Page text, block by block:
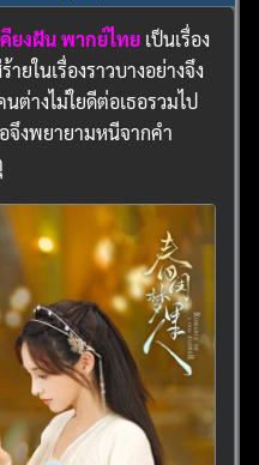
ยงฝัน พากย์ไทย เป็นเรื่อง
ยในเรื่องราวบางอย่างจึง
ต่างไม่ใยดีต่อเธอรวมไป
จึงพยายามหนีจากคำ